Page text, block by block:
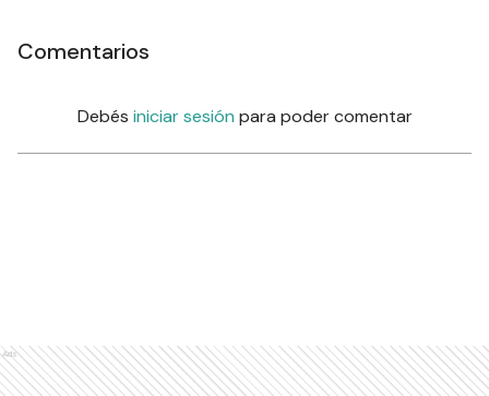
Comentarios
Debés iniciar sesión para poder comentar
Ads